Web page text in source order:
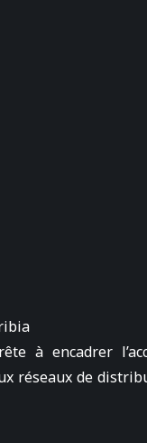
à encadrer
réseaux de